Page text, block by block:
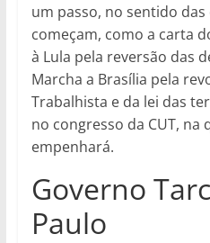
um passo, no sentido
começam, como a carta
à Lula pela reversão das
Marcha a Brasília pela
Trabalhista e da lei das
no congresso da CUT, na
empenhará.
Governo
Paulo